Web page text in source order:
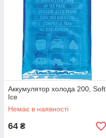
Аккумулятор холода 200, Soft
Ice
Немає в наявності
64 ₴